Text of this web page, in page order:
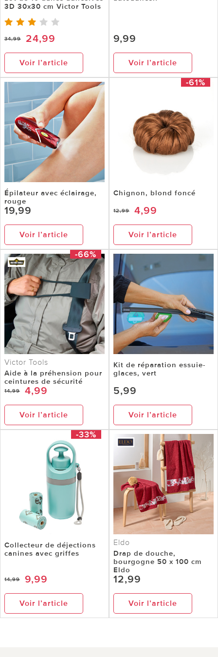
3D 30x30 cm Victor Tools
34,99 24,99
Voir l’article
9,99
Voir l’article
Épilateur avec éclairage,
rouge
19,99
Voir l’article
-61%
Chignon, blond foncé
12,99 4,99
Voir l’article
-66%
Victor Tools
Aide à la préhension pour
ceintures de sécurité
14,99 4,99
Voir l’article
Kit de réparation essuie-
glaces, vert
5,99
Voir l’article
-33%
Collecteur de déjections
canines avec griffes
14,99 9,99
Voir l’article
Eldo
Drap de douche,
bourgogne 50 x 100 cm
Eldo
12,99
Voir l’article